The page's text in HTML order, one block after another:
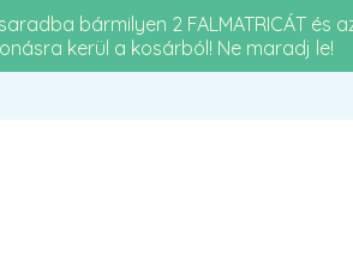
bármilyen 2 FALMATRICÁT és
kerül a kosárból! Ne maradj le!